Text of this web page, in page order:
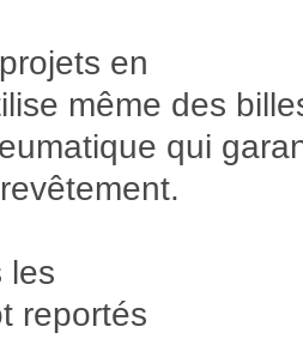
en
même des
qui
les
reportés